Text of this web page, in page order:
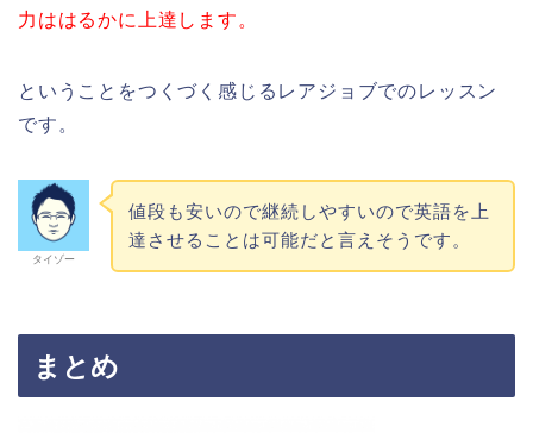
力ははるかに上達します。
ということをつくづく感じるレアジョブでのレッスン
です。
タイゾー
値段も安いので継続しやすいので英語を上
達させることは可能だと言えそうです。
まとめ